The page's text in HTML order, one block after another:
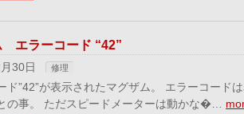
エラーコード “42”
30日 修理
ド”42”が表示されたマグザム。 エラーコード
の事。 ただスピードメーターは動かな�…